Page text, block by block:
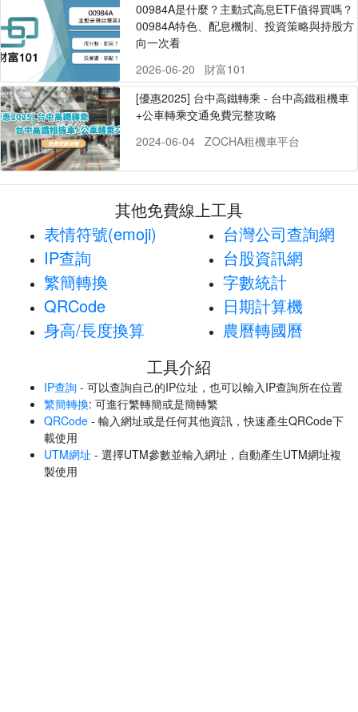
00984A是什麼？主動式高息ETF值得買嗎？
00984A特色、配息機制、投資策略與持股方
向一次看
2026-06-20
財富101
[優惠2025] 台中高鐵轉乘 - 台中高鐵租機車
+公車轉乘交通免費完整攻略
2024-06-04
ZOCHA租機車平台
其他免費線上工具
表情符號(emoji)
IP查詢
繁簡轉換
QRCode
身高/長度換算
台灣公司查詢網
台股資訊網
字數統計
日期計算機
農曆轉國曆
工具介紹
IP查詢 - 可以查詢自己的IP位址，也可以輸入IP查詢所在位置
繁簡轉換: 可進行繁轉簡或是簡轉繁
QRCode - 輸入網址或是任何其他資訊，快速產生QRCode下
載使用
UTM網址 - 選擇UTM參數並輸入網址，自動產生UTM網址複
製使用